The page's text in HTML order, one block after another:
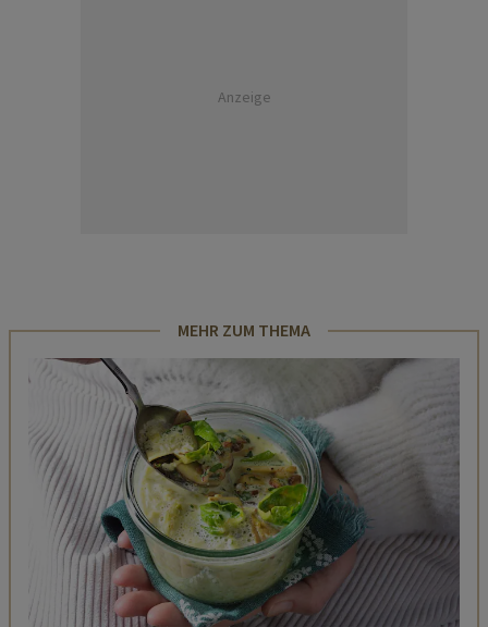
Anzeige
MEHR ZUM THEMA